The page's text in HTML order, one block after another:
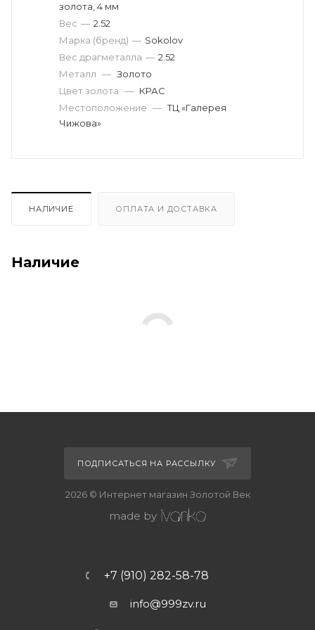
золота, 4 мм
Вес драгметалла — 2.52
Марка (бренд) — Sokolov
Вес — 2.52
Металл — Золото
Цвет золота — КРАС
Местоположение — ТЦ «Галерея
Чижова»
НАЛИЧИЕ ОПЛАТА И ДОСТАВКА
Наличие
ПОДПИСАТЬСЯ НА РАССЫЛКУ
2026 © Интернет магазин Золотой Век
made by
+7 (910) 282-58-78
info@999zv.ru